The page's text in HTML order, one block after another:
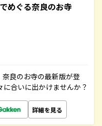
めぐる奈良のお寺
良のお寺の最新版が登
合いに出かけませんか？
詳細を見る